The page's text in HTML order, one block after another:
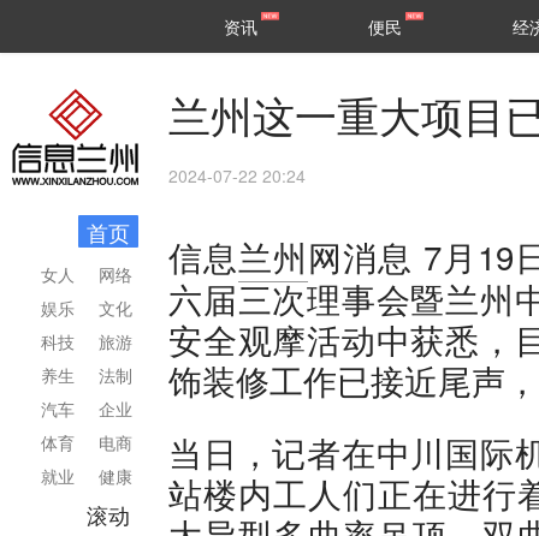
区县
资讯 便民 经
首页
网络
文化
旅游
法制
企业
电商
健康
女人
娱乐
科技
养生
汽车
体育
就业
滚动
兰州这一重大项目
2024-07-22 20:24
信息兰州网消息 7月19
六届三次理事会暨兰州
安全观摩活动中获悉，
饰装修工作已接近尾声
当日，记者在中川国际
站楼内工人们正在进行